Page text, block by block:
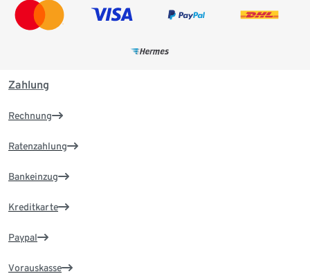
Zahlung
Rechnung
Ratenzahlung
Bankeinzug
Kreditkarte
Paypal
Vorauskasse